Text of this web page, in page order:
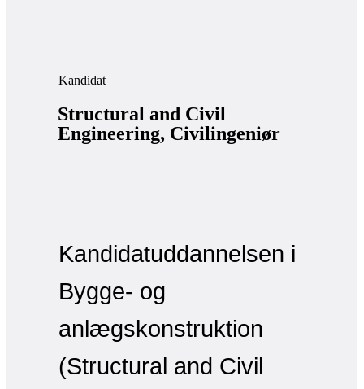
Kandidat
Structural and Civil
Engineering, Civilingeniør
Kandidatuddannelsen i
Bygge- og
anlægskonstruktion
(Structural and Civil